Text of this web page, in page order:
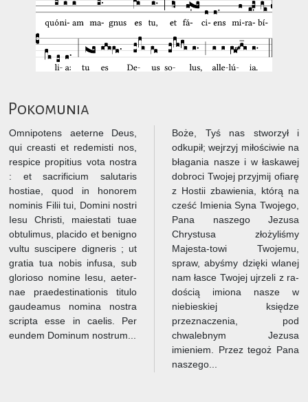
Pokomunia
Omnipotens aeterne Deus,
qui creasti et redemisti nos,
respice propitius vota nostra
: et sacrificium salutaris
hostiae, quod in honorem
nominis Filii tui, Domini nostri
Iesu Christi, maiestati tuae
obtulimus, placido et benigno
vultu suscipere digneris ; ut
gratia tua nobis infusa, sub
glorioso nomine Iesu, aeter-
nae praedestinationis titulo
gaudeamus nomina nostra
scripta esse in caelis. Per
eundem Dominum nostrum...
Boże, Tyś nas stworzył i
odkupił; wejrzyj miłościwie na
błagania nasze i w łaskawej
dobroci Twojej przyjmij ofiarę
z Hostii zbawienia, którą na
cześć Imienia Syna Twojego,
Pana naszego Jezusa
Chrystusa złożyliśmy
Majesta-towi Twojemu,
spraw, abyśmy dzięki wlanej
nam łasce Twojej ujrzeli z ra-
dością imiona nasze w
niebieskiej księdze
przeznaczenia, pod
chwalebnym Jezusa
imieniem. Przez tegoż Pana
naszego...